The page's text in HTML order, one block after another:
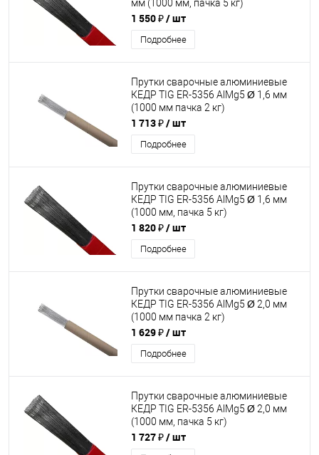
мм (1000 мм, пачка 5 кг)
1 550 ₽/ шт
Подробнее
Прутки сварочные алюминиевые
КЕДР TIG ER-5356 AlMg5 Ø 1,6 мм
(1000 мм пачка 2 кг)
1 713 ₽/ шт
Подробнее
Прутки сварочные алюминиевые
КЕДР TIG ER-5356 AlMg5 Ø 1,6 мм
(1000 мм, пачка 5 кг)
1 820 ₽/ шт
Подробнее
Прутки сварочные алюминиевые
КЕДР TIG ER-5356 AlMg5 Ø 2,0 мм
(1000 мм пачка 2 кг)
1 629 ₽/ шт
Подробнее
Прутки сварочные алюминиевые
КЕДР TIG ER-5356 AlMg5 Ø 2,0 мм
(1000 мм, пачка 5 кг)
1 727 ₽/ шт